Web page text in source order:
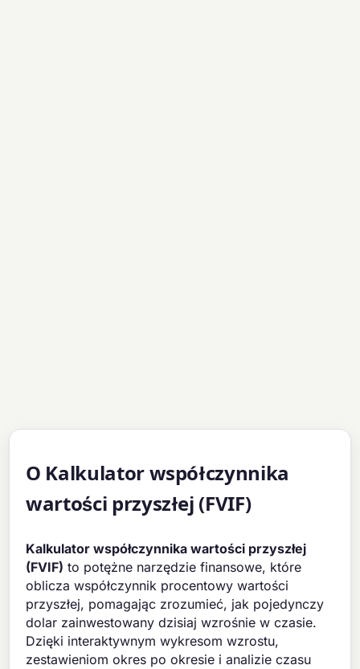
O Kalkulator współczynnika
wartości przyszłej (FVIF)
Kalkulator współczynnika wartości przyszłej
(FVIF) to potężne narzędzie finansowe, które
oblicza współczynnik procentowy wartości
przyszłej, pomagając zrozumieć, jak pojedynczy
dolar zainwestowany dzisiaj wzrośnie w czasie.
Dzięki interaktywnym wykresom wzrostu,
zestawieniom okres po okresie i analizie czasu